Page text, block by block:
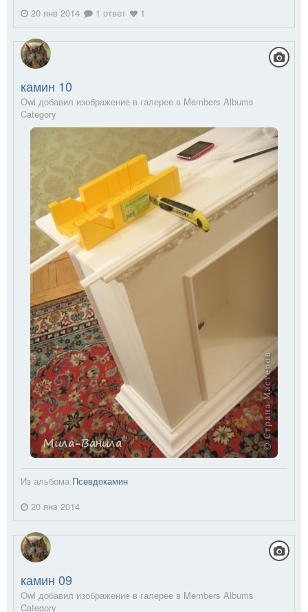
20 янв 2014
1 ответ 1
камин 10
Owl добавил изображение в галерее в Members Albums
Category
Из альбома Псевдокамин
20 янв 2014
камин 09
Owl добавил изображение в галерее в Members Albums
Category